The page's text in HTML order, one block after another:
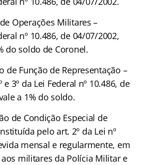
Operações Militares –
nº 10.486, de 04/07/2002,
do soldo de Coronel.
de Função de Representação –
3º da Lei Federal nº 10.486, de
a 1% do soldo.
de Condição Especial de
pelo art. 2º da Lei nº
mensal e regularmente, em
militares da Polícia Militar e